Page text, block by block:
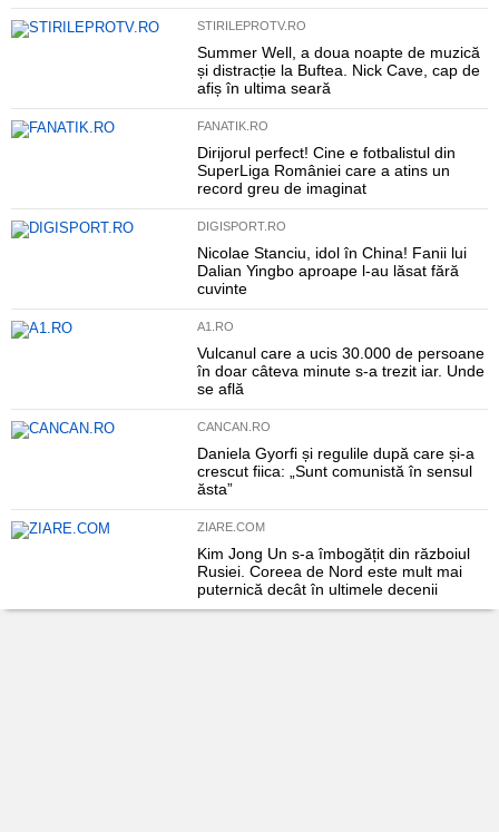
STIRILEPROTV.RO
Summer Well, a doua noapte de muzică
și distracție la Buftea. Nick Cave, cap de
afiș în ultima seară
FANATIK.RO
Dirijorul perfect! Cine e fotbalistul din
SuperLiga României care a atins un
record greu de imaginat
DIGISPORT.RO
Nicolae Stanciu, idol în China! Fanii lui
Dalian Yingbo aproape l-au lăsat fără
cuvinte
A1.RO
Vulcanul care a ucis 30.000 de persoane
în doar câteva minute s-a trezit iar. Unde
se află
CANCAN.RO
Daniela Gyorfi și regulile după care și-a
crescut fiica: „Sunt comunistă în sensul
ăsta”
ZIARE.COM
Kim Jong Un s-a îmbogățit din războiul
Rusiei. Coreea de Nord este mult mai
puternică decât în ultimele decenii